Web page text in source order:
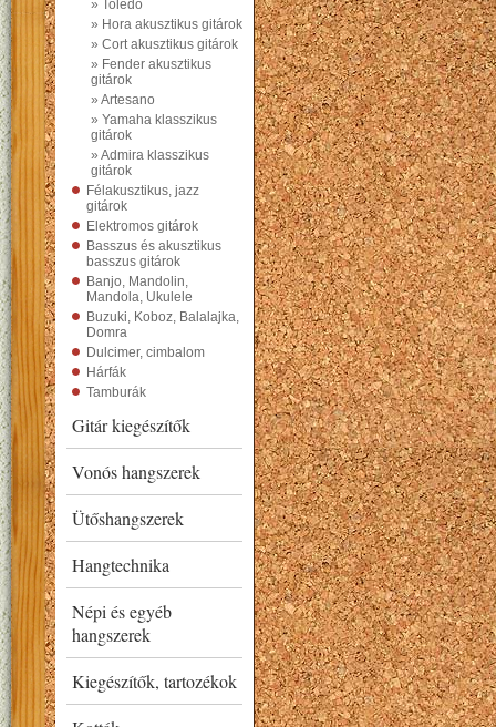
» Toledo
» Hora akusztikus gitárok
» Cort akusztikus gitárok
» Fender akusztikus
gitárok
» Artesano
» Yamaha klasszikus
gitárok
» Admira klasszikus
gitárok
Félakusztikus, jazz
gitárok
Elektromos gitárok
Basszus és akusztikus
basszus gitárok
Banjo, Mandolin,
Mandola, Ukulele
Buzuki, Koboz, Balalajka,
Domra
Dulcimer, cimbalom
Hárfák
Tamburák
Gitár kiegészítők
Vonós hangszerek
Ütőshangszerek
Hangtechnika
Népi és egyéb
hangszerek
Kiegészítők, tartozékok